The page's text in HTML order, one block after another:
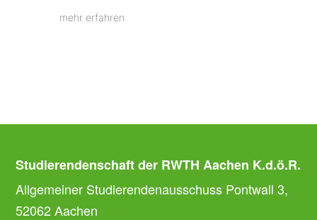
mehr erfahren
Studierendenschaft der RWTH Aachen K.d.ö.R.
Allgemeiner Studierendenausschuss Pontwall 3,
52062 Aachen